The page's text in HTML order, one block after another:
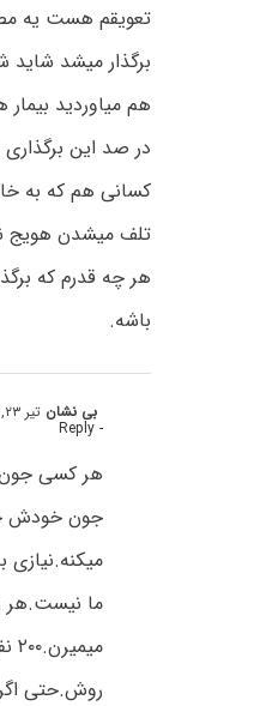
تعویقم هست یه
برگذار میشد شاید
هم میاوردید
در صد این
کسانی هم که به
تلف میشدن هویج
هر چه قدرم که
باشه.
بی نشان تیر ۲۳, ۱۳۹۹ at ۱۱:۵۶ ق٫ظ
- Reply
هر کسی جون
جون خودش
میکنه.نیازی
ما نیست.هر
روش.حتی